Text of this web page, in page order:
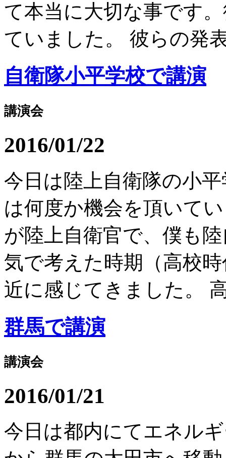
て本当に大切な事です
ていました。 彼らの発
自衛隊小平学校で講演
講演会
2016/01/22
今日は陸上自衛隊の小
は何度か機会を頂いて
が陸上自衛官で、僕も
気で考えた時期（高校
近に感じてきました。
群馬で講演
講演会
2016/01/21
今日は都内にてエネル